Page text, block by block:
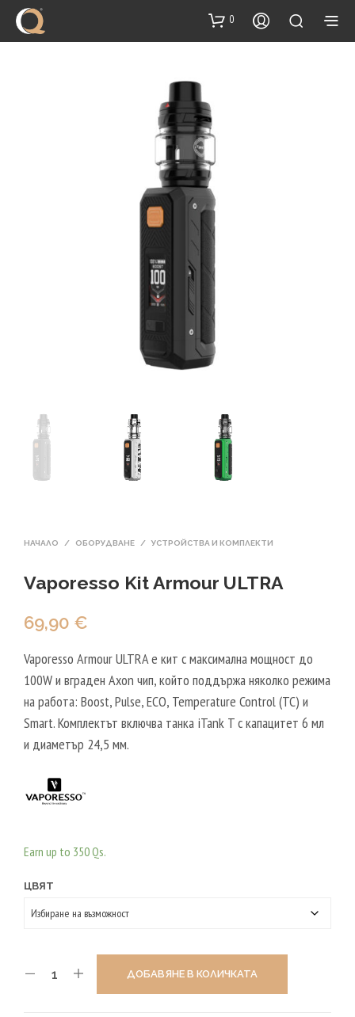
content
0
НАЧАЛО / ОБОРУДВАНЕ / УСТРОЙСТВА И КОМПЛЕКТИ
Vaporesso Kit Armour ULTRA
69,90 €
Vaporesso Armour ULTRA е кит с максимална мощност до
100W и вграден Axon чип, който поддържа няколко режима
на работа: Boost, Pulse, ECO, Temperature Control (TC) и
Smart. Комплектът включва танка iTank T с капацитет 6 мл
и диаметър 24,5 мм.
Earn up to 350 Qs.
ЦВЯТ
ДОБАВЯНЕ В КОЛИЧКАТА